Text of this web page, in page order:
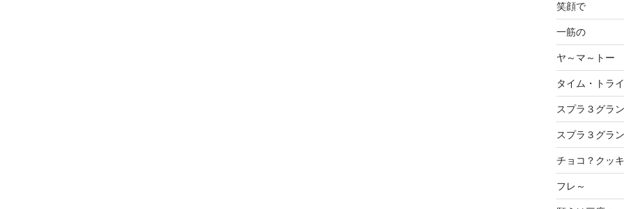
笑顔で
一筋の
ヤ～マ～トー
タイム・トラ
スプラ３グラ
スプラ３グラ
チョコ？クッ
フレ～